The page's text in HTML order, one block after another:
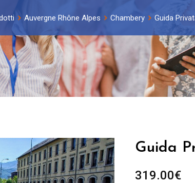
Auvergne Rhône Alpes Chambery Guida
Guida
319.00€